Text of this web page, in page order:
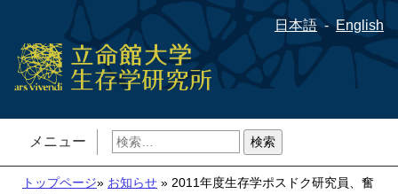
日本語 English
メニュー
検
索:
トップページ» お知らせ » 2011年度生存学ポスドク研究員、奮